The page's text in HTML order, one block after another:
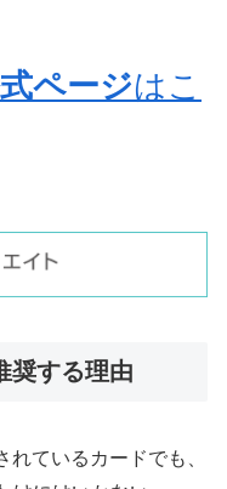
ページはこ
奨する理由
ているカードでも、